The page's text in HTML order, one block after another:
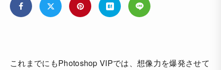
これまでにもPhotoshop VIPでは、想像力を爆発させて